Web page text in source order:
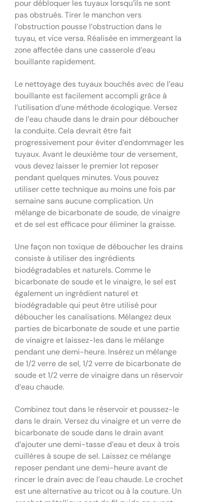
pour débloquer les tuyaux lorsqu’ils ne sont
pas obstrués. Tirer le manchon vers
l’obstruction pousse l’obstruction dans le
tuyau, et vice versa. Réalisée en immergeant la
zone affectée dans une casserole d’eau
bouillante rapidement.
Le nettoyage des tuyaux bouchés avec de l’eau
bouillante est facilement accompli grâce à
l’utilisation d’une méthode écologique. Versez
de l’eau chaude dans le drain pour déboucher
la conduite. Cela devrait être fait
progressivement pour éviter d’endommager les
tuyaux. Avant le deuxième tour de versement,
vous devez laisser le premier lot reposer
pendant quelques minutes. Vous pouvez
utiliser cette technique au moins une fois par
semaine sans aucune complication. Un
mélange de bicarbonate de soude, de vinaigre
et de sel est efficace pour éliminer la graisse.
Une façon non toxique de déboucher les drains
consiste à utiliser des ingrédients
biodégradables et naturels. Comme le
bicarbonate de soude et le vinaigre, le sel est
également un ingrédient naturel et
biodégradable qui peut être utilisé pour
déboucher les canalisations. Mélangez deux
parties de bicarbonate de soude et une partie
de vinaigre et laissez-les dans le mélange
pendant une demi-heure. Insérez un mélange
de 1/2 verre de sel, 1/2 verre de bicarbonate de
soude et 1/2 verre de vinaigre dans un réservoir
d’eau chaude.
Combinez tout dans le réservoir et poussez-le
dans le drain. Versez du vinaigre et un verre de
bicarbonate de soude dans le drain avant
d’ajouter une demi-tasse d’eau et deux à trois
cuillères à soupe de sel. Laissez ce mélange
reposer pendant une demi-heure avant de
rincer le drain avec de l’eau chaude. Le crochet
est une alternative au tricot ou à la couture. Un